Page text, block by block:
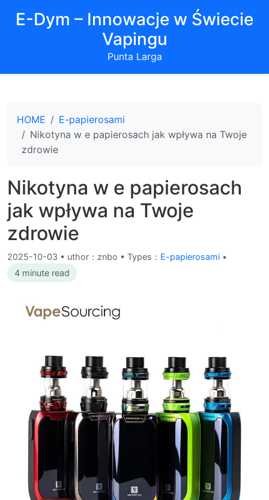
E-Dym – Innowacje w Świecie
Vapingu
Punta Larga
HOME
E-papierosami
Nikotyna w e papierosach jak wpływa na Twoje
zdrowie
Nikotyna w e papierosach
jak wpływa na Twoje
zdrowie
2025-10-03 • uthor：znbo • Types： E-papierosami •
4 minute read